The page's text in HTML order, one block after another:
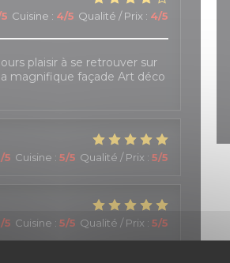
Cuisine : 4/5 Qualité / Prix : 4/5
plaisir à se retrouver sur
magnifique façade Art déco
/5 Cuisine : 5/5 Qualité / Prix : 5/5
/5 Cuisine : 5/5 Qualité / Prix : 5/5